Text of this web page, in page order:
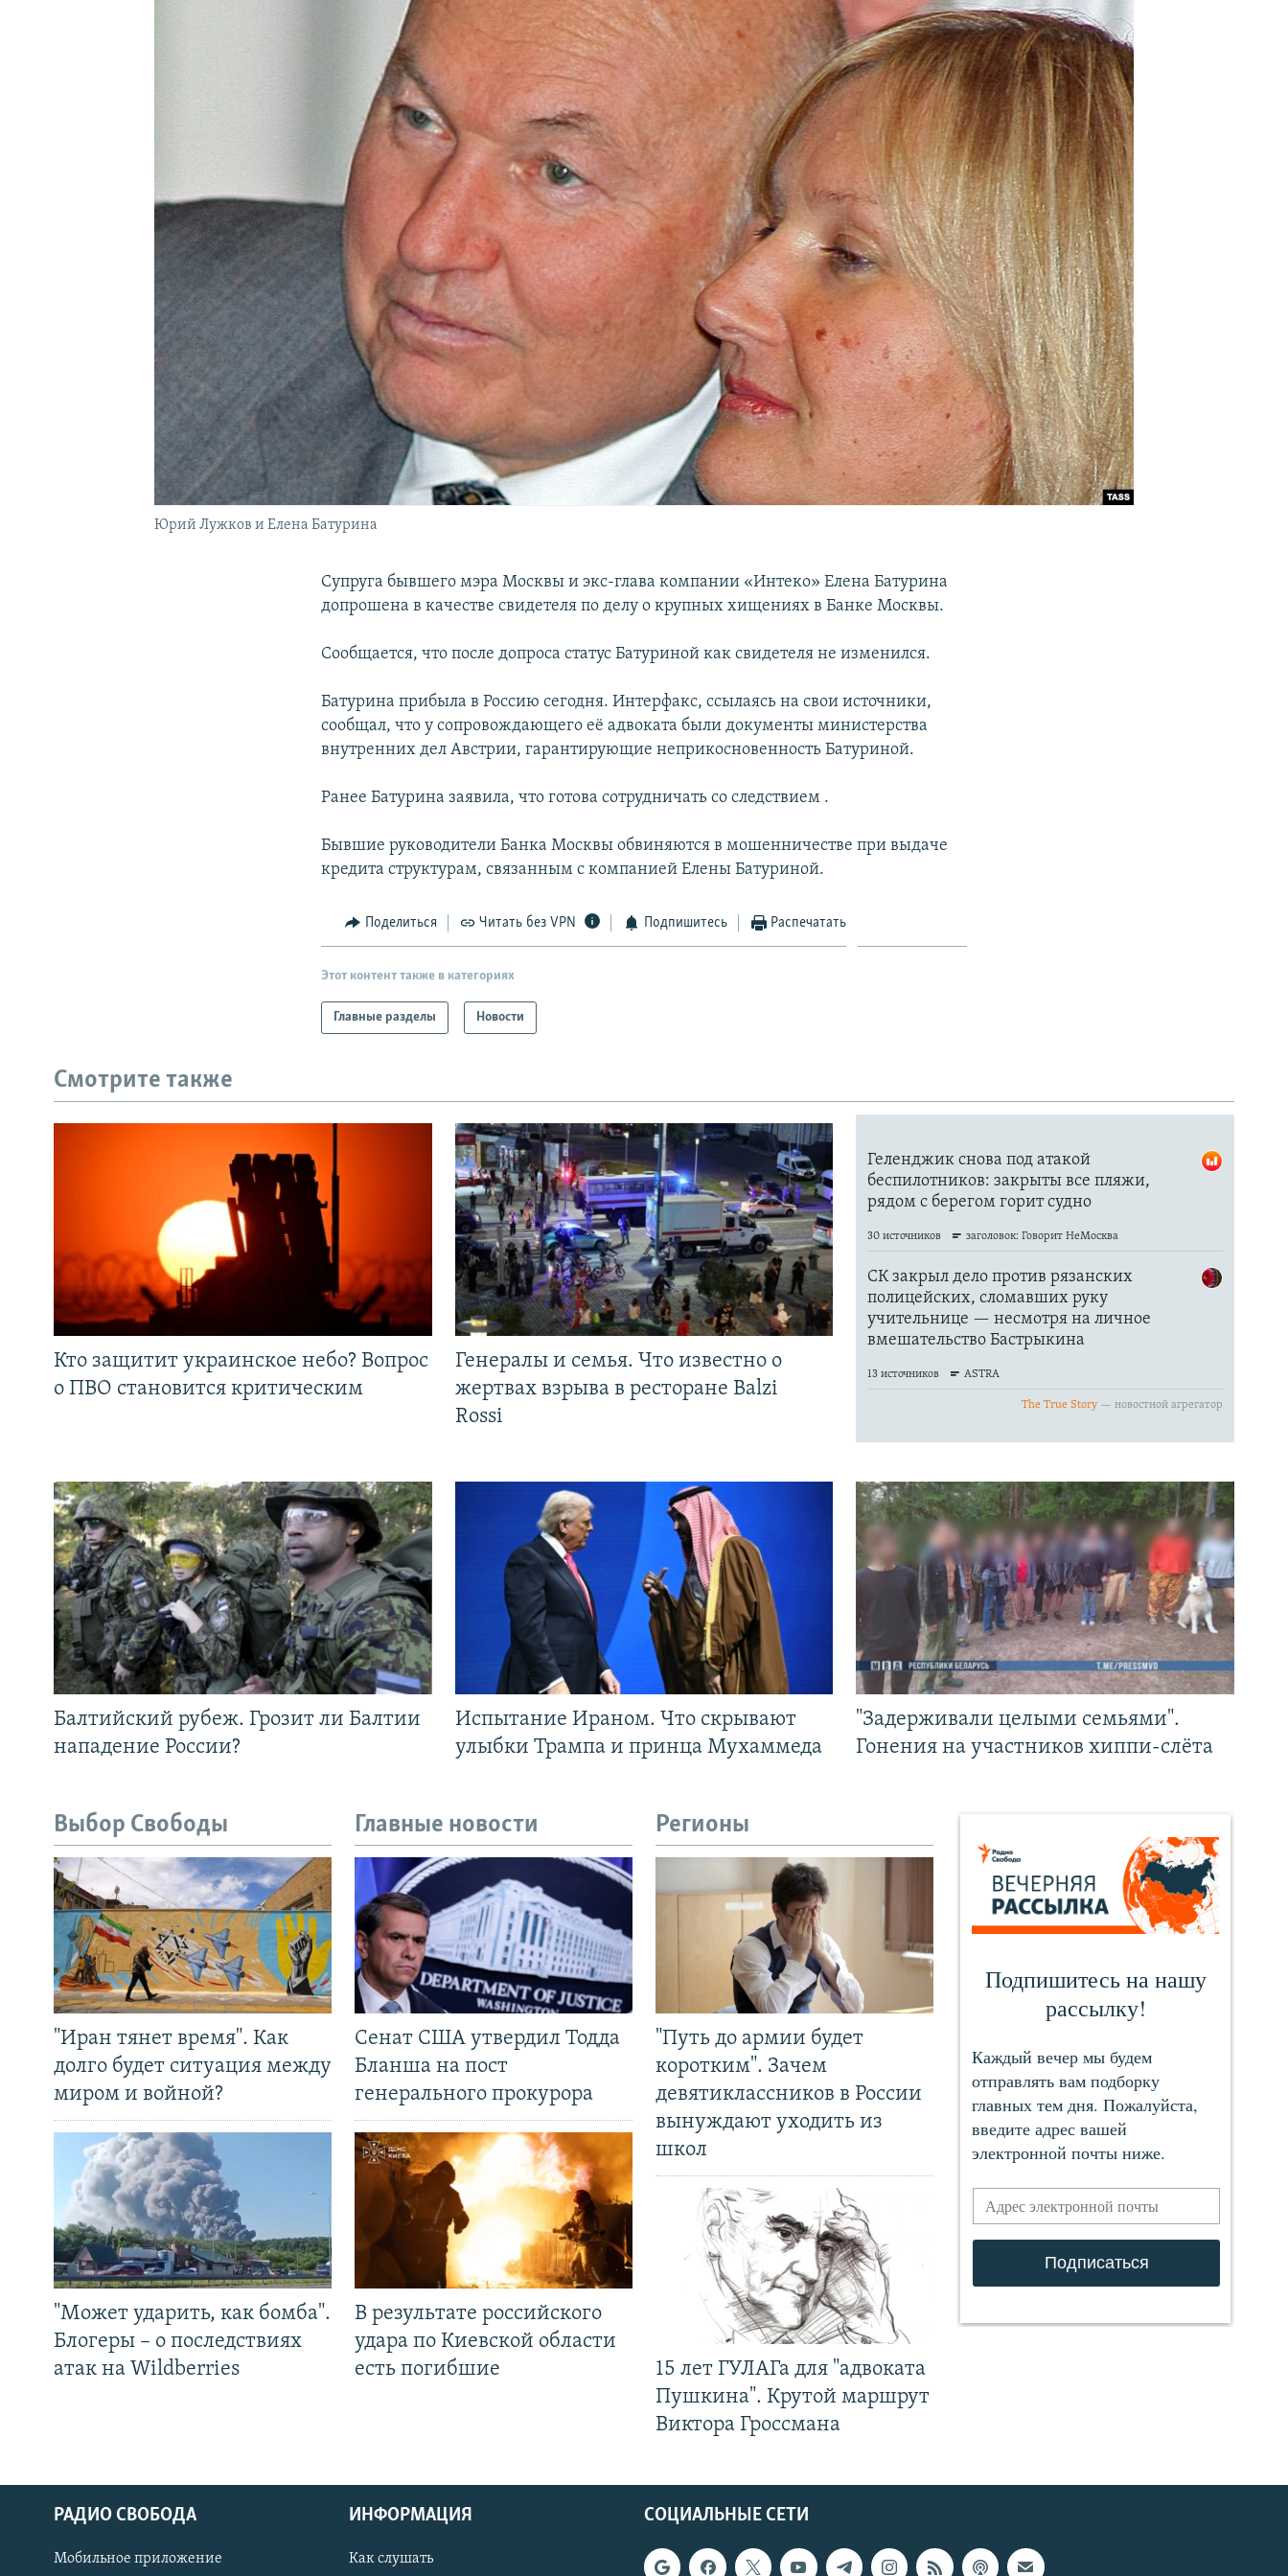
СОЦИАЛЬНЫЕ СЕТИ
Юрий Лужков и Елена Батурина
Супруга бывшего мэра Москвы и экс-глава компании «Интеко» Елена Батурина
допрошена в качестве свидетеля по делу о крупных хищениях в Банке Москвы.
Сообщается, что после допроса статус Батуриной как свидетеля не изменился.
Батурина прибыла в Россию сегодня. Интерфакс, ссылаясь на свои источники,
сообщал, что у сопровождающего её адвоката были документы министерства
внутренних дел Австрии, гарантирующие неприкосновенность Батуриной.
Ранее Батурина заявила, что готова сотрудничать со следствием .
Бывшие руководители Банка Москвы обвиняются в мошенничестве при выдаче
кредита структурам, связанным с компанией Елены Батуриной.
Поделиться Читать без VPN Подпишитесь Распечатать
Этот контент также в категориях
Главные разделы Новости
Смотрите также
Кто защитит украинское небо? Вопрос
о ПВО становится критическим
Генералы и семья. Что известно о
жертвах взрыва в ресторане Balzi
Rossi
Балтийский рубеж. Грозит ли Балтии
нападение России?
Испытание Ираном. Что скрывают
улыбки Трампа и принца Мухаммеда
"Задерживали целыми семьями".
Гонения на участников хиппи-слёта
Выбор Свободы
"Иран тянет время". Как
долго будет ситуация между
миром и войной?
"Может ударить, как бомба".
Блогеры – о последствиях
атак на Wildberries
Главные новости
Сенат США утвердил Тодда
Бланша на пост
генерального прокурора
В результате российского
удара по Киевской области
есть погибшие
Регионы
"Путь до армии будет
коротким". Зачем
девятиклассников в России
вынуждают уходить из
школ
15 лет ГУЛАГа для "адвоката
Пушкина". Крутой маршрут
Виктора Гроссмана
СОЦИАЛЬНЫЕ СЕТИ
РАДИО СВОБОДА
Мобильное приложение
ИНФОРМАЦИЯ
Как слушать